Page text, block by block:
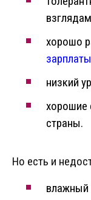
хорошо
зарплаты
низкий
хорошие
страны.
Но есть и
влажный